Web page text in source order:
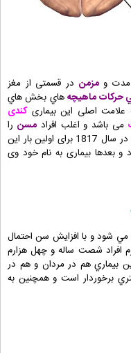
مدت ومزمن در قسمتی از مغز
حرکات ماهيچههاي بخش هاي
اصلی این بیماریکندی
می باشد و اغلب افرادمسن را
درگیر می کند. جیمز پارکینسون پزشک انگلیسی در سال 1817 برای اولین بار این
و بعدها بیماری به نام خود وی
مي شود و با افزايش سن احتمال
افراد شصت ساله و چهل هزارم
بيماري هم در مردان و هم در
برخوردار است و همچنین به